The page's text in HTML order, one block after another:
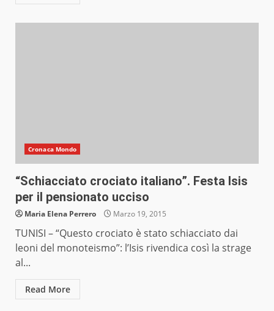
Cronaca Mondo
“Schiacciato crociato italiano”. Festa Isis
per il pensionato ucciso
Maria Elena Perrero Marzo 19, 2015
TUNISI – “Questo crociato è stato schiacciato dai
leoni del monoteismo”: l’Isis rivendica così la strage
al...
Read More